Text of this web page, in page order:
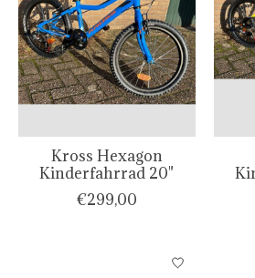
Kross Hexagon
Kinderfahrrad 20"
€299,00